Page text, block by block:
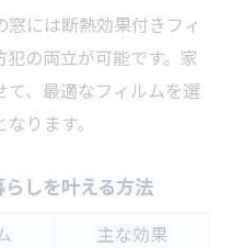
頼できる業者の特徴
ート内容を比較
には断熱効果付きフィ
の両立が可能です。家
、最適なフィルムを選
ります。
しを叶える方法
主な効果